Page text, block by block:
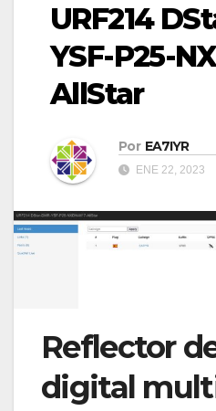
URF214
YSF-P25-
AllStar
Por EA7IYR
ENE 22, 2023
Reflector
digital